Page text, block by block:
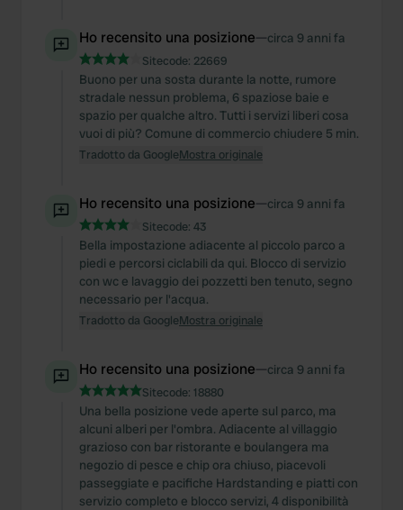
Ho recensito una posizione—circa 9 anni fa
Sitecode: 22669
Buono per una sosta durante la notte, rumore
stradale nessun problema, 6 spaziose baie e
spazio per qualche altro. Tutti i servizi liberi cosa
vuoi di più? Comune di commercio chiudere 5 min.
Tradotto da GoogleMostra originale
Ho recensito una posizione—circa 9 anni fa
Sitecode: 43
Bella impostazione adiacente al piccolo parco a
piedi e percorsi ciclabili da qui. Blocco di servizio
con wc e lavaggio dei pozzetti ben tenuto, segno
necessario per l'acqua.
Tradotto da GoogleMostra originale
Ho recensito una posizione—circa 9 anni fa
Sitecode: 18880
Una bella posizione vede aperte sul parco, ma
alcuni alberi per l'ombra. Adiacente al villaggio
grazioso con bar ristorante e boulangera ma
negozio di pesce e chip ora chiuso, piacevoli
passeggiate e pacifiche Hardstanding e piatti con
servizio completo e blocco servizi, 4 disponibilità